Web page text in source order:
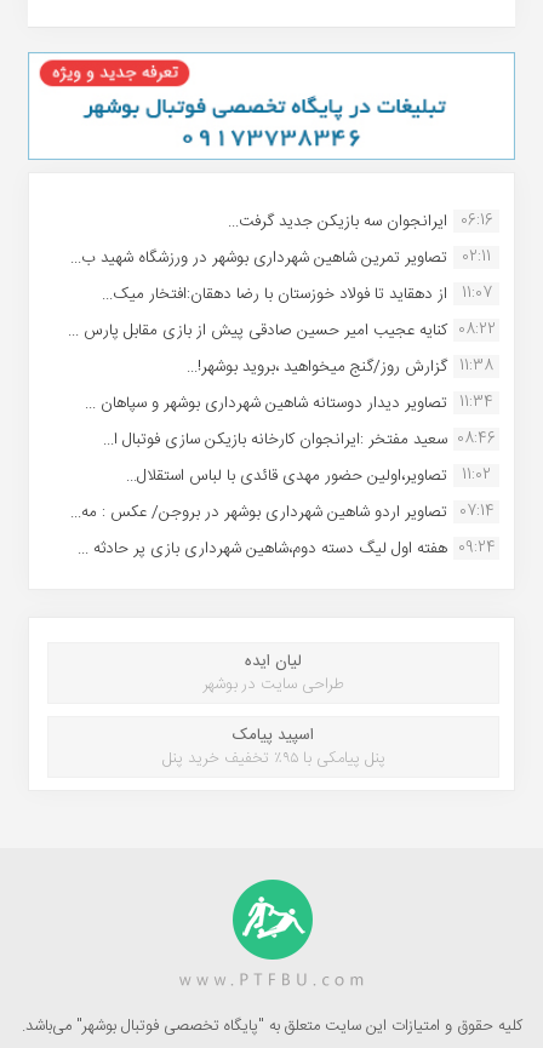
06:16 ایرانجوان سه بازیکن جدید گرفت...
02:11
تصاویر تمرین شاهین شهردارى بوشهر در ورزشگاه شهید ب...
11:07
از دهقاید تا فولاد خوزستان با رضا دهقان:افتخار میک...
08:22 کنایه عجیب امیر حسین صادقی پیش از بازی مقابل پارس ...
11:38 گزارش روز/گنج میخواهید ،بروید بوشهر!...
11:34 تصاویر دیدار دوستانه شاهین شهردارى بوشهر و سپاهان ...
08:46 سعید مفتخر :ایرانجوان کارخانه بازیکن سازی فوتبال ا...
11:02
تصاویر،اولین حضور مهدی قائدی با لباس استقلال...
07:14 تصاویر اردو شاهین شهرداری بوشهر در بروجن/ عکس : مه...
09:24 هفته اول لیگ دسته دوم،شاهین شهرداری بازی پر حادثه ...
لیان ایده
طراحی سایت در بوشهر
اسپید پیامک
پنل پیامکی با ۹۵٪ تخفیف خرید پنل
کلیه حقوق و امتیازات این سایت متعلق به "پایگاه تخصصی فوتبال بوشهر" می‌باشد.